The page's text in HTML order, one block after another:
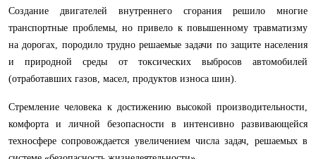
Создание двигателей внутреннего сгорания решило многие
транспортные проблемы, но привело к повышенному травматизму
на дорогах, породило трудно решаемые задачи по защите населения
и природной среды от токсических выбросов автомобилей
(отработавших газов, масел, продуктов износа шин).
Стремление человека к достижению высокой производительности,
комфорта и личной безопасности в интенсивно развивающейся
техносфере сопровождается увеличением числа задач, решаемых в